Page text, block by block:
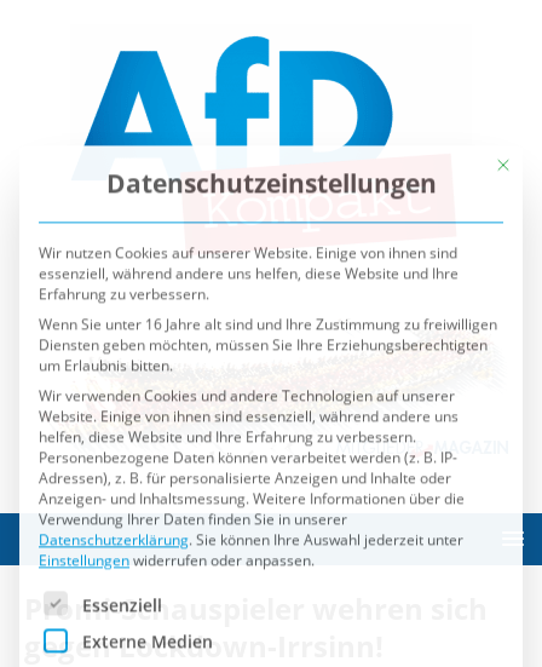
Promi-Schauspieler wehren sich
gegen Lockdown-Irrsinn!
Datenschutzeinstellungen
Wir nutzen Cookies auf unserer Website. Einige von ihnen sind
essenziell, während andere uns helfen, diese Website und Ihre
Wenn Sie unter 16 Jahre alt sind und Ihre Zustimmung zu freiwilligen
Diensten geben möchten, müssen Sie Ihre Erziehungsberechtigten
Wir verwenden Cookies und andere Technologien auf unserer
Website. Einige von ihnen sind essenziell, während andere uns
helfen, diese Website und Ihre Erfahrung zu verbessern.
Personenbezogene Daten können verarbeitet werden (z. B. IP-
Adressen), z. B. für personalisierte Anzeigen und Inhalte oder
Anzeigen- und Inhaltsmessung.
Verwendung Ihrer Daten finden Sie in unserer
Datenschutzerklärung.Sie können Ihre Auswahl jederzeit unter
Einstellungenwiderrufen oder anpassen.
Es folgt eine Liste der Service-Gruppen, für die eine
Essenziell
Externe Medien
Speichern